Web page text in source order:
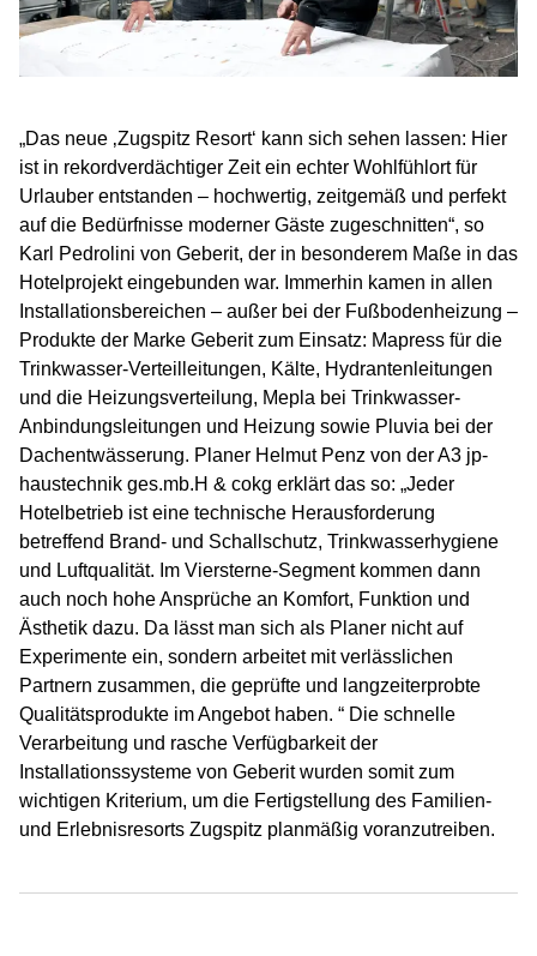
„Das neue ‚Zugspitz Resort‘ kann sich sehen lassen: Hier
ist in rekordverdächtiger Zeit ein echter Wohlfühlort für
Urlauber entstanden – hochwertig, zeitgemäß und perfekt
auf die Bedürfnisse moderner Gäste zugeschnitten“, so
Karl Pedrolini von Geberit, der in besonderem Maße in das
Hotelprojekt eingebunden war. Immerhin kamen in allen
Installationsbereichen – außer bei der Fußbodenheizung –
Produkte der Marke Geberit zum Einsatz: Mapress für die
Trinkwasser-Verteilleitungen, Kälte, Hydrantenleitungen
und die Heizungsverteilung, Mepla bei Trinkwasser-
Anbindungsleitungen und Heizung sowie Pluvia bei der
Dachentwässerung. Planer Helmut Penz von der A3 jp-
haustechnik ges.mb.H & cokg erklärt das so: „Jeder
Hotelbetrieb ist eine technische Herausforderung
betreffend Brand- und Schallschutz, Trinkwasserhygiene
und Luftqualität. Im Viersterne-Segment kommen dann
auch noch hohe Ansprüche an Komfort, Funktion und
Ästhetik dazu. Da lässt man sich als Planer nicht auf
Experimente ein, sondern arbeitet mit verlässlichen
Partnern zusammen, die geprüfte und langzeiterprobte
Qualitätsprodukte im Angebot haben. “ Die schnelle
Verarbeitung und rasche Verfügbarkeit der
Installationssysteme von Geberit wurden somit zum
wichtigen Kriterium, um die Fertigstellung des Familien-
und Erlebnisresorts Zugspitz planmäßig voranzutreiben.